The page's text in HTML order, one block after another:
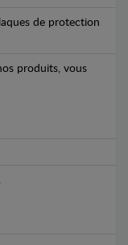
de protection
produits, vous